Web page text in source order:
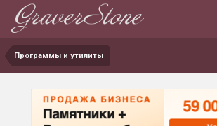
Программы и утилиты